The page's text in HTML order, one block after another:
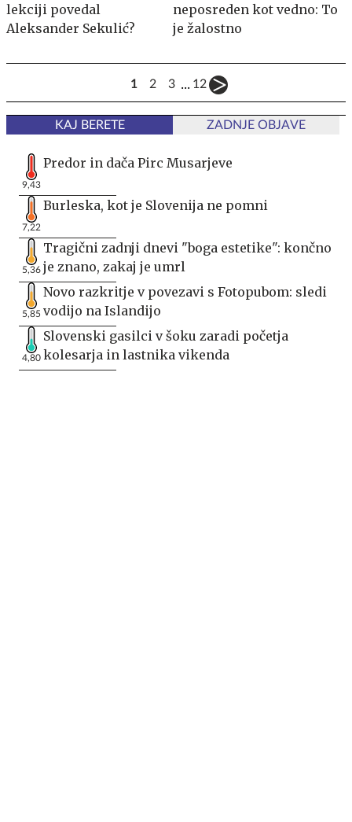
lekciji povedal
Aleksander Sekulić?
neposreden kot vedno: To
je žalostno
1 2 3 ... 12
KAJ BERETE ZADNJE OBJAVE
9,43
Predor in dača Pirc Musarjeve
7,22
Burleska, kot je Slovenija ne pomni
5,36
Tragični zadnji dnevi "boga estetike": končno
je znano, zakaj je umrl
5,85
Novo razkritje v povezavi s Fotopubom: sledi
vodijo na Islandijo
4,80
Slovenski gasilci v šoku zaradi početja
kolesarja in lastnika vikenda